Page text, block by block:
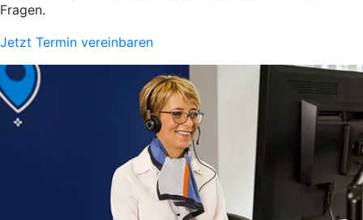
Fragen.
Jetzt Termin vereinbaren